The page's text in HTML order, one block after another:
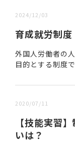
2024/12/03
育成就労制
外国人労働者の
目的とする制度
就労制度創設の
2020/07/11
【技能実習
いは？